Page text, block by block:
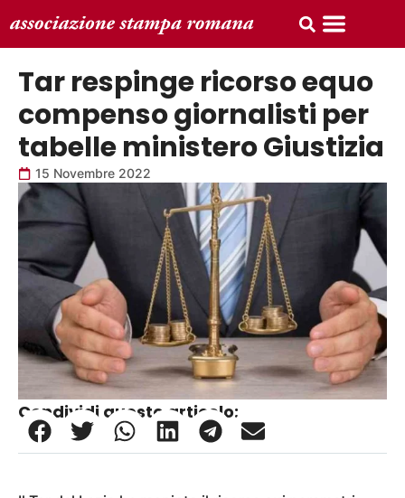
Tar respinge ricorso equo
compenso giornalisti per
tabelle ministero Giustizia
15 Novembre 2022
Condividi questo articolo: